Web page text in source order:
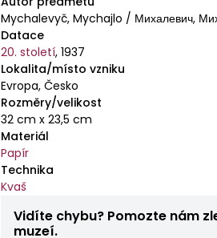
Mychalevyč, Mychajlo / Михалевич,
Datace
20. století,1937
Lokalita/místo vzniku
Evropa, Česko
Rozměry/velikost
32 cm x 23,5 cm
Materiál
Papír
Technika
Kvaš
Vidíte chybu? Pomozte nám
muzeí.